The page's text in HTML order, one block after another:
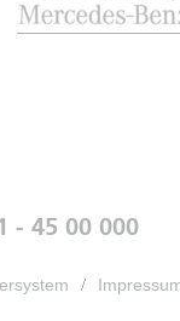
- 45 00 000